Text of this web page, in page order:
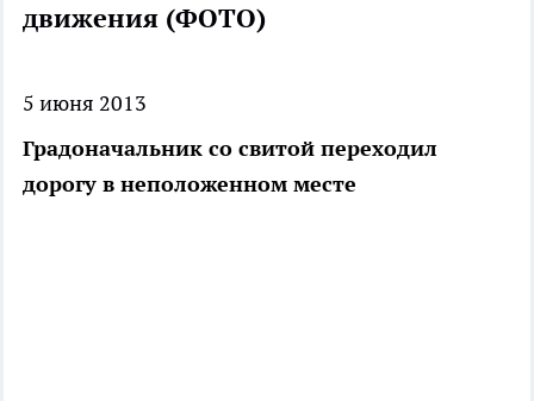
движения (ФОТО)
5 июня 2013
Градоначальник со свитой переходил
дорогу в неположенном месте